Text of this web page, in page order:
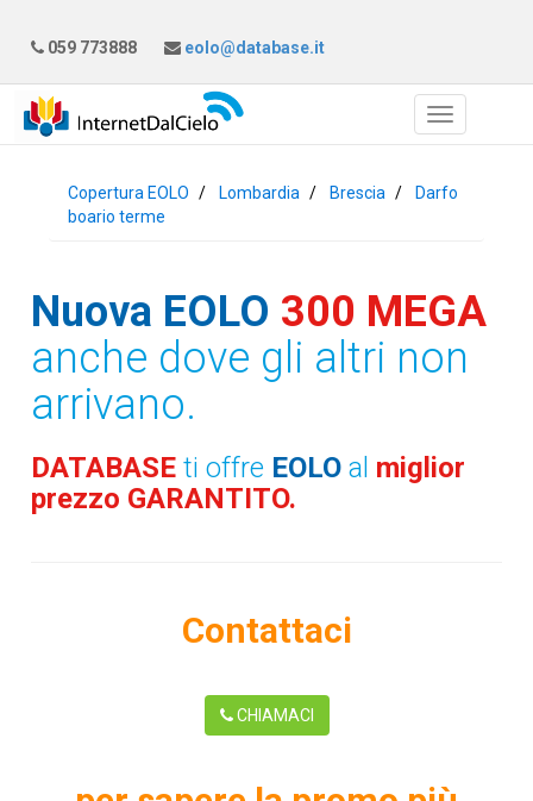
059 773888 eolo@database.it
Copertura EOLO Lombardia Brescia
Darfo
boario terme
Nuova EOLO 300 MEGA
anche dove gli altri non
arrivano.
DATABASEti offre EOLO al miglior
prezzo GARANTITO.
Contattaci
CHIAMACI